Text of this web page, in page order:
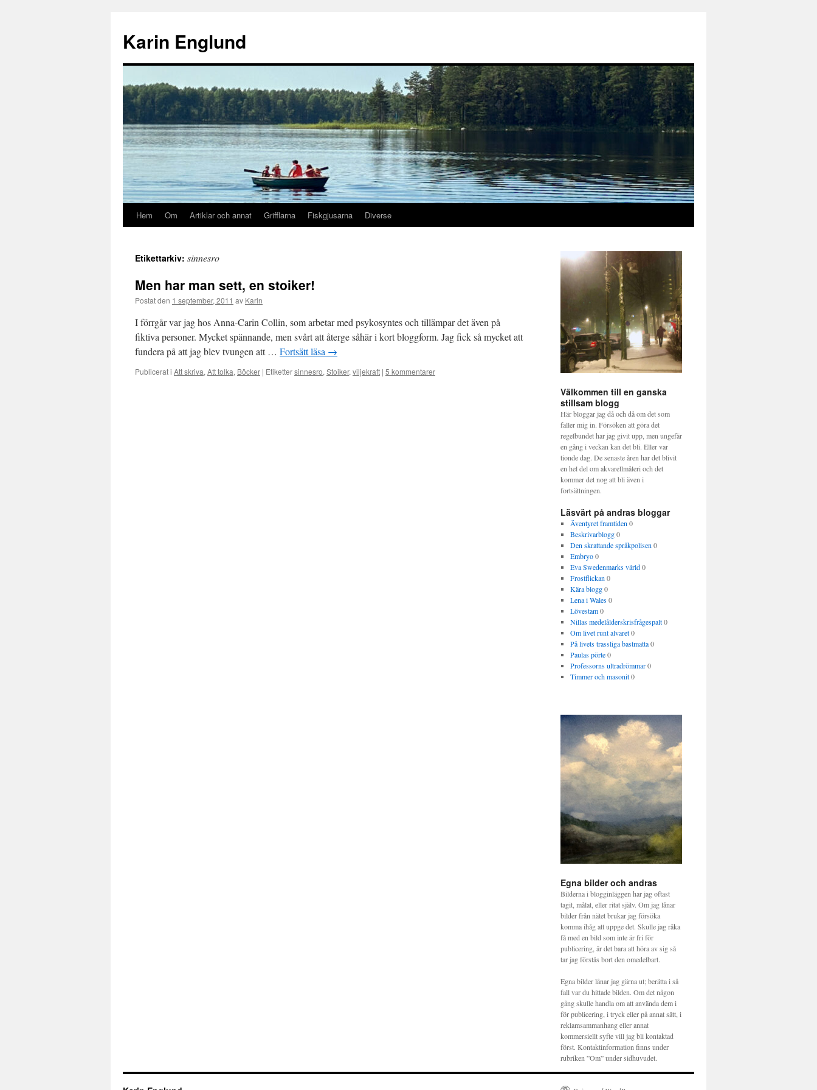
innehåll
Karin Englund
Hem Om Artiklar och annat Grifflarna Fiskgjusarna Diverse
Etikettarkiv: sinnesro
Men har man sett, en stoiker!
Postat den 1 september, 2011 av Karin
I förrgår var jag hos Anna-Carin Collin, som arbetar med psykosyntes och tillämpar det även på
fiktiva personer. Mycket spännande, men svårt att återge såhär i kort bloggform. Jag fick så mycket att
fundera på att jag blev tvungen att … Fortsätt läsa →
Publicerat i Att skriva, Att tolka, Böcker | Etikettersinnesro, Stoiker, viljekraft | 5 kommentarer
Välkommen till en ganska
stillsam blogg
Här bloggar jag då och då om det som
faller mig in. Försöken att göra det
regelbundet har jag givit upp, men ungefär
en gång i veckan kan det bli. Eller var
tionde dag. De senaste åren har det blivit
en hel del om akvarellmåleri och det
kommer det nog att bli även i
fortsättningen.
Läsvärt på andras bloggar
Äventyret framtiden 0
Beskrivarblogg0
Den skrattande språkpolisen 0
Embryo0
Eva Swedenmarks värld0
Frostflickan 0
Kära blogg0
Lena i Wales0
Lövestam0
Nillas medelålderskrisfrågespalt0
Om livet runt alvaret0
På livets trassliga bastmatta0
Paulas pörte0
Professorns ultradrömmar0
Timmer och masonit0
Egna bilder och andras
Bilderna i blogginläggen har jag oftast
tagit, målat, eller ritat själv. Om jag lånar
bilder från nätet brukar jag försöka
komma ihåg att uppge det. Skulle jag råka
få med en bild som inte är fri för
publicering, är det bara att höra av sig så
tar jag förstås bort den omedelbart.
Egna bilder lånar jag gärna ut; berätta i så
fall var du hittade bilden. Om det någon
gång skulle handla om att använda dem i
för publicering, i tryck eller på annat sätt, i
reklamsammanhang eller annat
kommersiellt syfte vill jag bli kontaktad
först. Kontaktinformation finns under
rubriken ”Om” under sidhuvudet.